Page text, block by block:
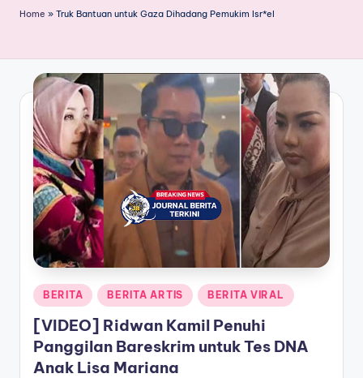
a
B
e
ri
t
a
T
e
r
k
n
Home » Truk Bantuan untuk Gaza Dihadang Pemukim Isr*el
Posted
in
BERITA BERITA ARTIS BERITA VIRAL
[VIDEO] Ridwan Kamil Penuhi
Panggilan Bareskrim untuk Tes DNA
Anak Lisa Mariana